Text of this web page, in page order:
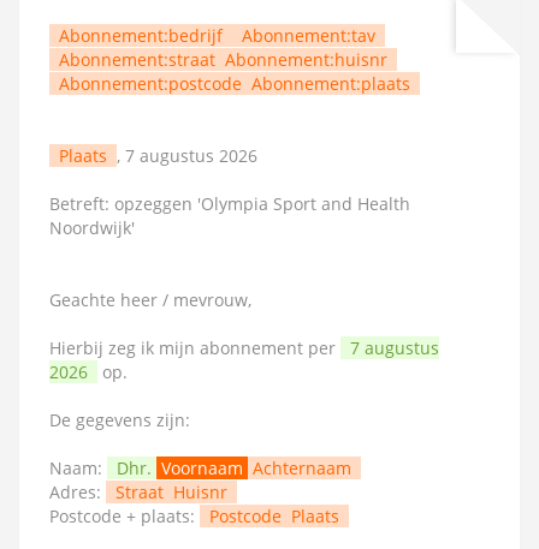
Abonnement:bedrijf
Abonnement:tav
Abonnement:straat Abonnement:huisnr
Abonnement:postcode Abonnement:plaats
Plaats , 7 augustus 2026
Betreft: opzeggen 'Olympia Sport and Health
Noordwijk'
Geachte heer / mevrouw,
Hierbij zeg ik mijn abonnement per
7 augustus
2026
op.
De gegevens zijn:
Naam: Dhr. Voornaam Achternaam
Adres:
Straat Huisnr
Postcode + plaats:
Postcode Plaats